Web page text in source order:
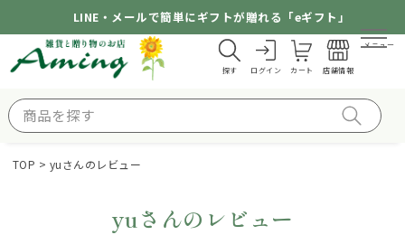
LINE・メールで簡単にギフトが贈れる「eギフト」
探す ログイン カート 店舗情報
メニュー
TOP yuさんのレビュー
yuさんのレビュー